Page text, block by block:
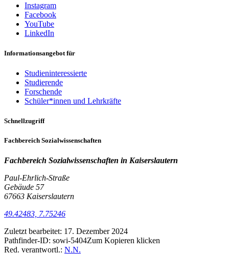
Instagram
Facebook
YouTube
LinkedIn
Informationsangebot für
Studieninteressierte
Studierende
Forschende
Schüler*innen und Lehrkräfte
Schnellzugriff
Fachbereich Sozialwissenschaften
Fachbereich Sozialwissenschaften in Kaiserslautern
Paul-Ehrlich-Straße
Gebäude 57
67663 Kaiserslautern
49.42483, 7.75246
Zuletzt bearbeitet: 17. Dezember 2024
Pathfinder-ID: sowi-5404Zum Kopieren klicken
Red. verantwortl.: N.N.